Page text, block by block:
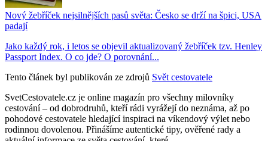
Nový žebříček nejsilnějších pasů světa: Česko se drží na špici, USA
padají
Jako každý rok, i letos se objevil aktualizovaný žebříček tzv. Henley
Passport Index. O co jde? O porovnání...
Tento článek byl publikován ze zdrojů Svět cestovatele
SvetCestovatele.cz je online magazín pro všechny milovníky
cestování – od dobrodruhů, kteří rádi vyrážejí do neznáma, až po
pohodové cestovatele hledající inspiraci na víkendový výlet nebo
rodinnou dovolenou. Přinášíme autentické tipy, ověřené rady a